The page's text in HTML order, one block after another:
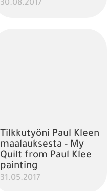
30.08.2017
Tilkkutyöni Paul Kleen
maalauksesta - My
Quilt from Paul Klee
painting
31.05.2017